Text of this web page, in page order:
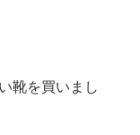
靴を買いまし